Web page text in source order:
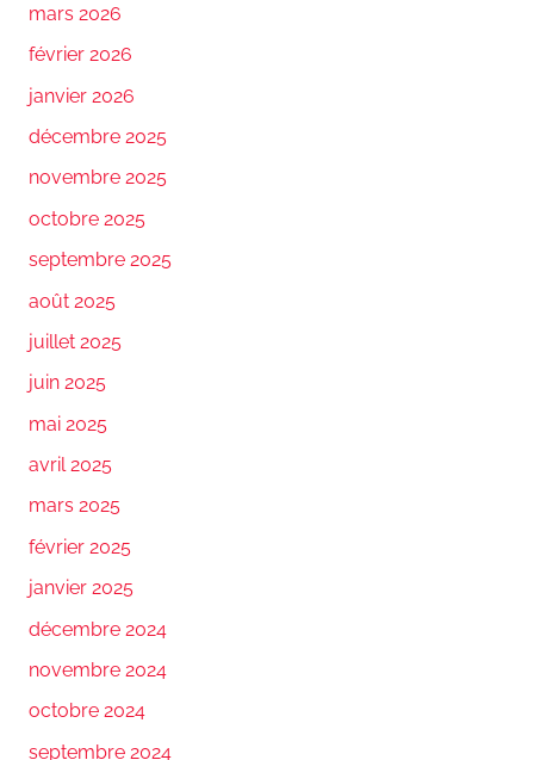
mars 2026
février 2026
janvier 2026
décembre 2025
novembre 2025
octobre 2025
septembre 2025
août 2025
juillet 2025
juin 2025
mai 2025
avril 2025
mars 2025
février 2025
janvier 2025
décembre 2024
novembre 2024
octobre 2024
septembre 2024